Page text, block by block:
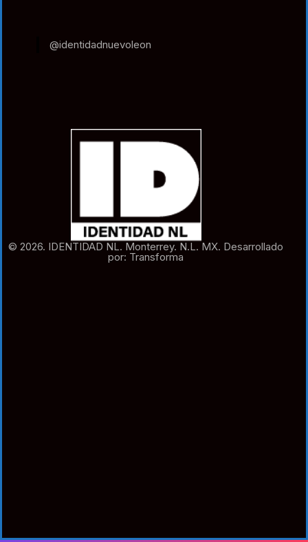
@identidadnuevoleon
© 2026. IDENTIDAD NL. Monterrey. N.L. MX. Desarrollado
por: Transforma